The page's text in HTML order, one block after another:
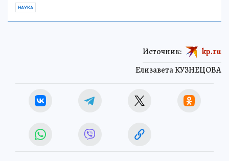
НАУКА
Елизавета КУЗНЕЦОВА
Источник: kp.ru